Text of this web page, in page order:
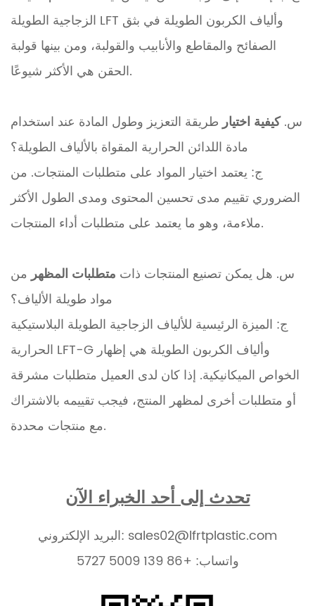
الزجاجية الطويلة LFT وألياف الكربون الطويلة في بثق
الصفائح والمقاطع والأنابيب والقولبة، ومن بينها قولبة
الحقن هي الأكثر شيوعًا.
س.كيفية اختيارطريقة التعزيز وطول المادة عند استخدام
مادة اللدائن الحرارية المقواة بالألياف الطويلة؟
ج: يعتمد اختيار المواد على متطلبات المنتجات. من
الضروري تقييم مدى تحسين المحتوى ومدى الطول الأكثر
ملاءمة، وهو ما يعتمد على متطلبات أداء المنتجات.
س. هل يمكن تصنيع المنتجات ذات متطلبات المظهرمن
مواد طويلة الألياف؟
ج: الميزة الرئيسية للألياف الزجاجية الطويلة البلاستيكية
الحرارية LFT-G وألياف الكربون الطويلة هي إظهار
الخواص الميكانيكية. إذا كان لدى العميل متطلبات مشرقة
أو متطلبات أخرى لمظهر المنتج، فيجب تقييمه بالاشتراك
مع منتجات محددة.
تحدث إلى أحد الخبراء الآن
البريد الإلكتروني: sales02@lfrtplastic.com
واتساب: +86 139 5009 5727